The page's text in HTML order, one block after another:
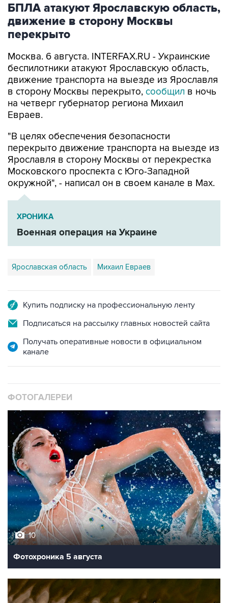
БПЛА атакуют Ярославскую область,
движение в сторону Москвы
перекрыто
Москва. 6 августа. INTERFAX.RU - Украинские
беспилотники атакуют Ярославскую область,
движение транспорта на выезде из Ярославля
в сторону Москвы перекрыто, сообщил в ночь
на четверг губернатор региона Михаил
Евраев.
"В целях обеспечения безопасности
перекрыто движение транспорта на выезде из
Ярославля в сторону Москвы от перекрестка
Московского проспекта с Юго-Западной
окружной", - написал он в своем канале в Мах.
ХРОНИКА
Военная операция на Украине
Ярославская область Михаил Евраев
Купить подписку на профессиональную ленту
Подписаться на рассылку главных новостей сайта
Получать оперативные новости в официальном
канале
ФОТОГАЛЕРЕИ
10
Фотохроника 5 августа